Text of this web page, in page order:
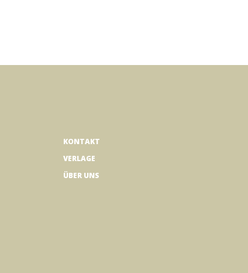
KONTAKT
VERLAGE
ÜBER UNS